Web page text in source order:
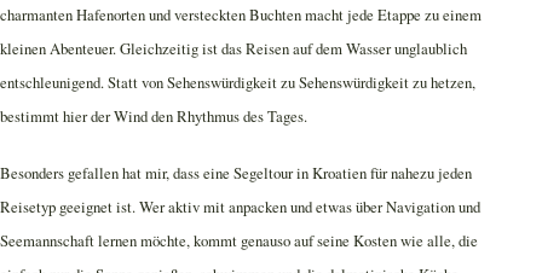
charmanten Hafenorten und versteckten Buchten macht jede Etappe zu einem
kleinen Abenteuer. Gleichzeitig ist das Reisen auf dem Wasser unglaublich
entschleunigend. Statt von Sehenswürdigkeit zu Sehenswürdigkeit zu hetzen,
bestimmt hier der Wind den Rhythmus des Tages.
Besonders gefallen hat mir, dass eine Segeltour in Kroatien für nahezu jeden
Reisetyp geeignet ist. Wer aktiv mit anpacken und etwas über Navigation und
Seemannschaft lernen möchte, kommt genauso auf seine Kosten wie alle, die